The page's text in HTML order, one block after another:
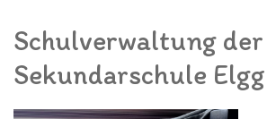
Schulverwaltung der
Sekundarschule Elgg